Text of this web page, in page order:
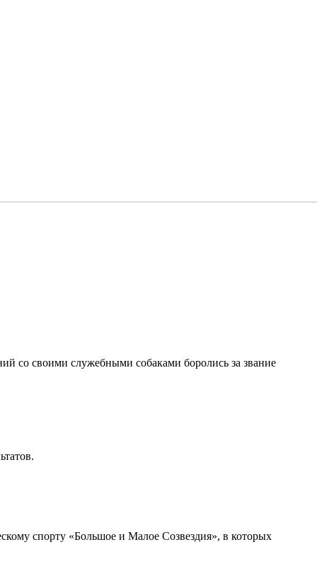
со своими служебными собаками боролись за звание
спорту «Большое и Малое Созвездия», в которых